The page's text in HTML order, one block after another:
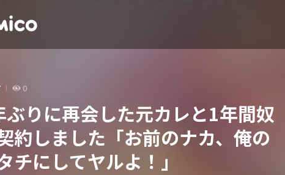
0
ぶりに再会した元カレと1年間奴
約しました「お前のナカ、俺の
チにしてヤルよ！」